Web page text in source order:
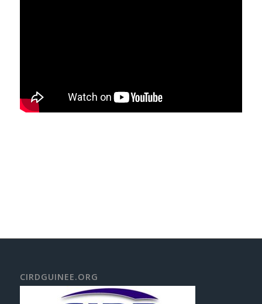
CIRDGUINEE.ORG